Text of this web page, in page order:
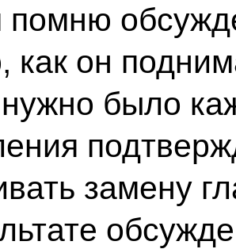
помню
как он
было
замену